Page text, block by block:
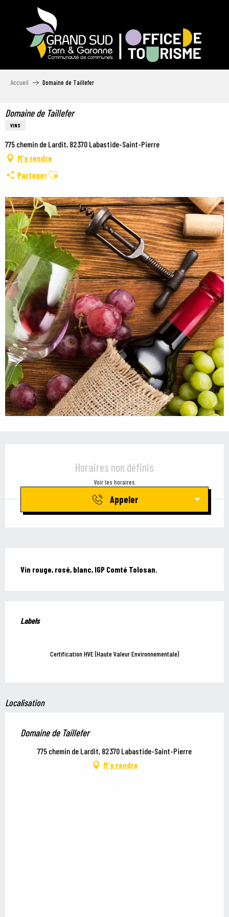
Accueil Domaine de Taillefer
Domaine de Taillefer
VINS
775 chemin de Lardit, 82370 Labastide-Saint-Pierre
M'y rendre
PartagerAjouter aux favoris
Horaires non définis
Voir les horaires
Appeler
Vin rouge, rosé, blanc, IGP Comté Tolosan.
Labels
Labels
Certification HVE (Haute Valeur Environnementale)
Localisation
Domaine de Taillefer
775 chemin de Lardit, 82370 Labastide-Saint-Pierre
M'y rendre